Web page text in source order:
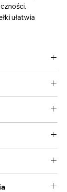
ułatwia
umyciu na
Citrus
Cooper
Gluconate,
Potassium